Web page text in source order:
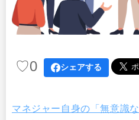
イベント・セミナー
♡0 シェアする
マネジャー自身の「無意識